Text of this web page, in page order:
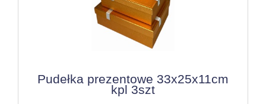
Pudełka prezentowe 33x25x11cm
kpl 3szt